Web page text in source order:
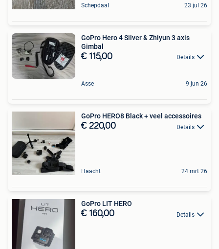
Schepdaal 23 jul 26
GoPro Hero 4 Silver & Zhiyun 3 axis
Gimbal
€ 115,00 Details
Asse 9 jun 26
GoPro HERO8 Black + veel accessoires
€ 220,00 Details
Haacht 24 mrt 26
GoPro LIT HERO
€ 160,00 Details